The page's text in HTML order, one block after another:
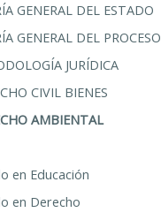
GENERAL DEL ESTADO
GENERAL DEL PROCESO
JURÍDICA
CIVIL BIENES
AMBIENTAL
en Educación
en Derecho